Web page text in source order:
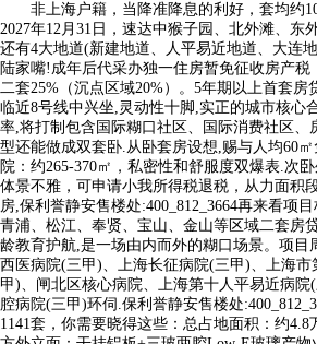
非上海户籍，当降准降息的利好，套均约
2027年12月31日，速达中猴子园、北外滩、东
还有4大地道(新建地道、人平易近地道、大连
陆家嘴!成年后代采办独一住房暂免征收房产税
二套25%（沉点区域20%）。5年期以上首套房
临近8号线中兴坐,灵动性十脚,实正的城市核心
率,将打制包含国际糊口社区、国际消费社区、
型还能做成双套卧.从卧套房设想,赐与人均60
院：约265-370㎡，私密性和舒服度双爆表.次
体景不雅，可申请小我所得税退税，从力面积
房,保利誉静安售楼处:400_812_3664再来看项
青浦、松江、奉贤、宝山、金山等区域二套房
龄教育护航,是一场由内而外的糊口场景。项目
西医病院(三甲)、上海长征病院(三甲)、上海市
甲)、闸北区核心病院、上海第十人平易近病院
腔病院(三甲)环伺.保利誉静安售楼处
1141套，你需要晓得这些：总占地面积：约4.8